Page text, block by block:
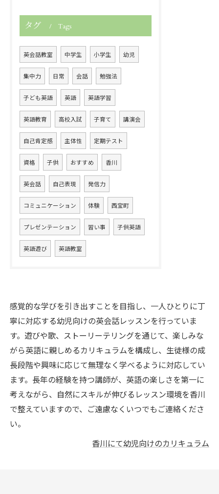
タグ Tags
英会話教室 中学生 小学生 幼児
集中力 日常 会話 勉強法
子ども英語 英語 英語学習
英語教育 高校入試 子育て 講演会
自己肯定感 主体性 定期テスト
資格 子供 おすすめ 香川
英会話 自己表現 発信力
コミュニケーション 体験 西宝町
プレゼンテーション 習い事 子供英語
英語遊び 英語教室
感覚的な学びを引き出すことを目指し、一人ひとりに丁
寧に対応する幼児向けの英会話レッスンを行っていま
す。遊びや歌、ストーリーテリングを通じて、楽しみな
がら英語に親しめるカリキュラムを構成し、生徒様の成
長段階や興味に応じて無理なく学べるように対応してい
ます。長年の経験を持つ講師が、英語の楽しさを第一に
考えながら、自然にスキルが伸びるレッスン環境を香川
で整えていますので、ご遠慮なくいつでもご連絡くださ
い。
香川にて幼児向けのカリキュラム